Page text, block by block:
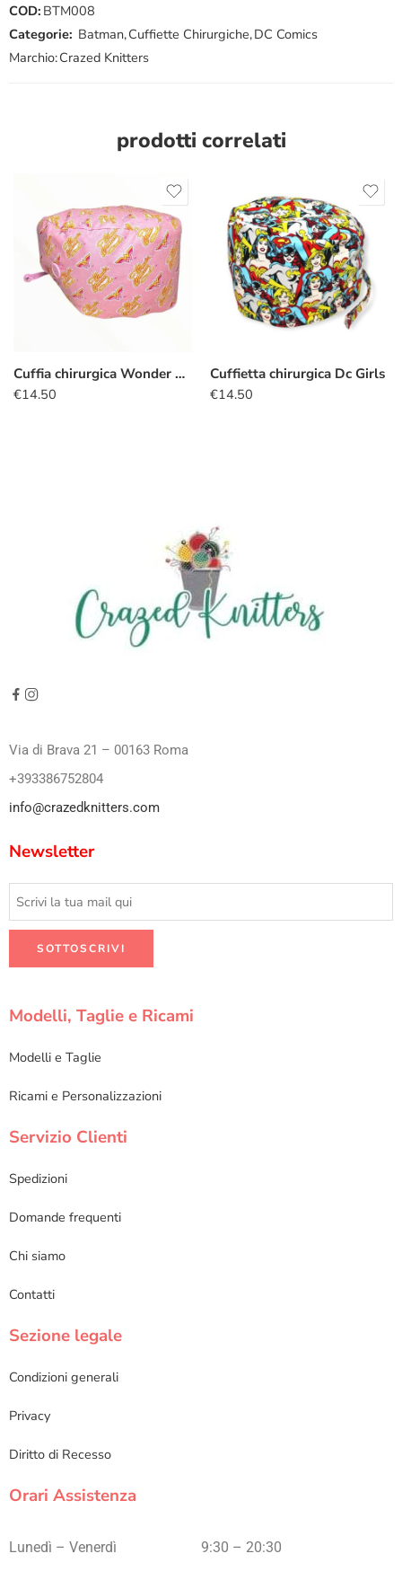
COD: BTM008
Categorie: Batman,Cuffiette Chirurgiche,DC Comics
Marchio:Crazed Knitters
prodotti correlati
Cuffia chirurgica Wonder Woman logo rosa
€14.50
Cuffietta chirurgica Dc Girls
€14.50
Via di Brava 21 – 00163 Roma
+393386752804
info@crazedknitters.com
Newsletter
Modelli, Taglie e Ricami
Modelli e Taglie
Ricami e Personalizzazioni
Servizio Clienti
Spedizioni
Domande frequenti
Chi siamo
Contatti
Sezione legale
Condizioni generali
Privacy
Diritto di Recesso
Orari Assistenza
Lunedì – Venerdì 9:30 – 20:30